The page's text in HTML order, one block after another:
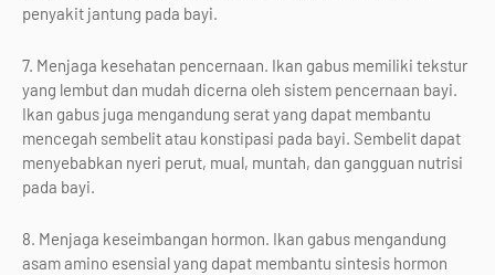
penyakit jantung pada bayi.
7. Menjaga kesehatan pencernaan. Ikan gabus memiliki tekstur
yang lembut dan mudah dicerna oleh sistem pencernaan bayi.
Ikan gabus juga mengandung serat yang dapat membantu
mencegah sembelit atau konstipasi pada bayi. Sembelit dapat
menyebabkan nyeri perut, mual, muntah, dan gangguan nutrisi
pada bayi.
8. Menjaga keseimbangan hormon. Ikan gabus mengandung
asam amino esensial yang dapat membantu sintesis hormon